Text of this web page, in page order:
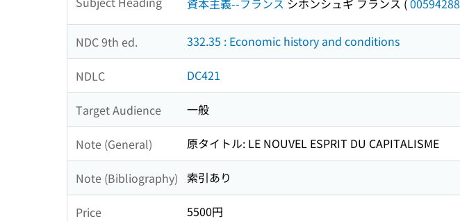
NDC 9th ed. 332.35 : Economic history and conditions
NDLC DC421
Target Audience 一般
Note (General) 原タイトル: LE NOUVEL ESPRIT DU CAPITALISME
Note (Bibliography) 索引あり
Price 5500円